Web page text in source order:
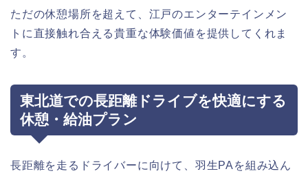
ただの休憩場所を超えて、江戸のエンターテインメン
トに直接触れ合える貴重な体験価値を提供してくれま
す。
東北道での長距離ドライブを快適にする
休憩・給油プラン
長距離を走るドライバーに向けて、羽生PAを組み込ん